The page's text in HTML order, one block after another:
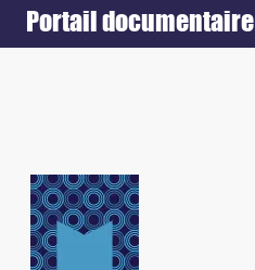
Portail documentaire